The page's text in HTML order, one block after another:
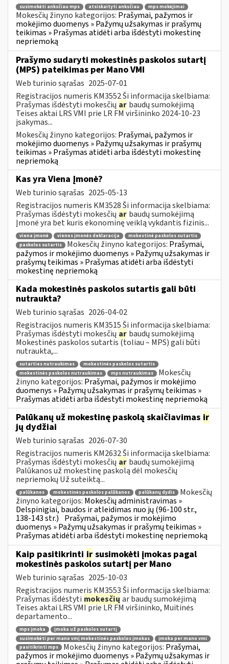
susimokėti anksčiau mps atsiskaityti anksčiau mps mokėjimai
Mokesčių žinyno kategorijos: Prašymai, pažymos ir
mokėjimo duomenys » Pažymų užsakymas ir prašymų
teikimas » Prašymas atidėti arba išdėstyti mokestinę
nepriemoką
Prašymo sudaryti mokestinės paskolos sutartį
(MPS) pateikimas per Mano VMI
Web turinio sąrašas 2025-07-01
Registracijos numeris KM3552 Ši informacija skelbiama:
Prašymas išdėstyti mokesčių ar baudų sumokėjimą
Teises aktai LRS VMI prie LR FM viršininko 2024-10-23
įsakymas...
Mokesčių žinyno kategorijos: Prašymai, pažymos ir
mokėjimo duomenys » Pažymų užsakymas ir prašymų
teikimas » Prašymas atidėti arba išdėstyti mokestinę
nepriemoką
Kas yra Viena Įmonė?
Web turinio sąrašas 2025-05-13
Registracijos numeris KM3528 Ši informacija skelbiama:
Prašymas išdėstyti mokesčių ar baudų sumokėjimą
Įmonė yra bet kuris ekonominę veiklą vykdantis fizinis...
viena įmonė vienos įmonės deklaracija
mokestinė paskolos sutartis
paskolos sutartis
Mokesčių žinyno kategorijos: Prašymai,
pažymos ir mokėjimo duomenys » Pažymų užsakymas ir
prašymų teikimas » Prašymas atidėti arba išdėstyti
mokestinę nepriemoką
Kada mokestinės paskolos sutartis gali būti
nutraukta?
Web turinio sąrašas 2026-04-02
Registracijos numeris KM3515 Ši informacija skelbiama:
Prašymas išdėstyti mokesčių ar baudų sumokėjimą
Mokestinės paskolos sutartis (toliau – MPS) gali būti
nutraukta,...
sutarties nutraukimas
mokestinės paskolos sutartis
mokestinės paskolos nutraukimas
mps nutraukimas
Mokesčių
žinyno kategorijos: Prašymai, pažymos ir mokėjimo
duomenys » Pažymų užsakymas ir prašymų teikimas »
Prašymas atidėti arba išdėstyti mokestinę nepriemoką
Palūkanų už mokestinę paskolą skaičiavimas ir
jų dydžiai
Web turinio sąrašas 2026-07-30
Registracijos numeris KM2632 Ši informacija skelbiama:
Prašymas išdėstyti mokesčių ar baudų sumokėjimą
Palūkanos už mokestinę paskolą dėl mokesčių
nepriemokų Už suteiktą...
palūkanos mokestinės paskolos palūkanos palūkanų dydis
Mokesčių
žinyno kategorijos: Mokesčių administravimas »
Delspinigiai, baudos ir atleidimas nuo jų (96-100 str.,
138-143 str.) Prašymai, pažymos ir mokėjimo
duomenys » Pažymų užsakymas ir prašymų teikimas »
Prašymas atidėti arba išdėstyti mokestinę nepriemoką
Kaip pasitikrinti ir susimokėti įmokas pagal
mokestinės paskolos sutartį per Mano
Web turinio sąrašas 2025-10-03
Registracijos numeris KM3553 Ši informacija skelbiama:
Prašymas išdėstyti mokesčių ar baudų sumokėjimą
Teises aktai LRS VMI prie LR FM viršininko, Muitinės
departamento...
mps įmoka
įmoka už paskolos sutartį
susimokėti per mano vmį mokestinės paskolos įmokas
įmoka per mano vmi
pasitikrinti mps
Mokesčių žinyno kategorijos: Prašymai,
pažymos ir mokėjimo duomenys » Pažymų užsakymas ir